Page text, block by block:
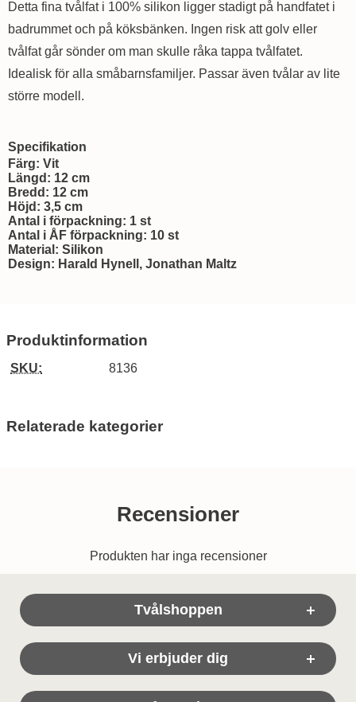
Detta fina tvålfat i 100% silikon ligger stadigt på handfatet i
badrummet och på köksbänken. Ingen risk att golv eller
tvålfat går sönder om man skulle råka tappa tvålfatet.
Idealisk för alla småbarnsfamiljer. Passar även tvålar av lite
större modell.
Specifikation
Färg: Vit
Längd: 12 cm
Bredd: 12 cm
Höjd: 3,5 cm
Antal i förpackning: 1 st
Antal i ÅF förpackning: 10 st
Material: Silikon
Design: Harald Hynell, Jonathan Maltz
Produktinformation
SKU: 8136
Relaterade kategorier
Recensioner
Produkten har inga recensioner
Sidfot Blandad info och länkar
Tvålshoppen
Vi erbjuder dig